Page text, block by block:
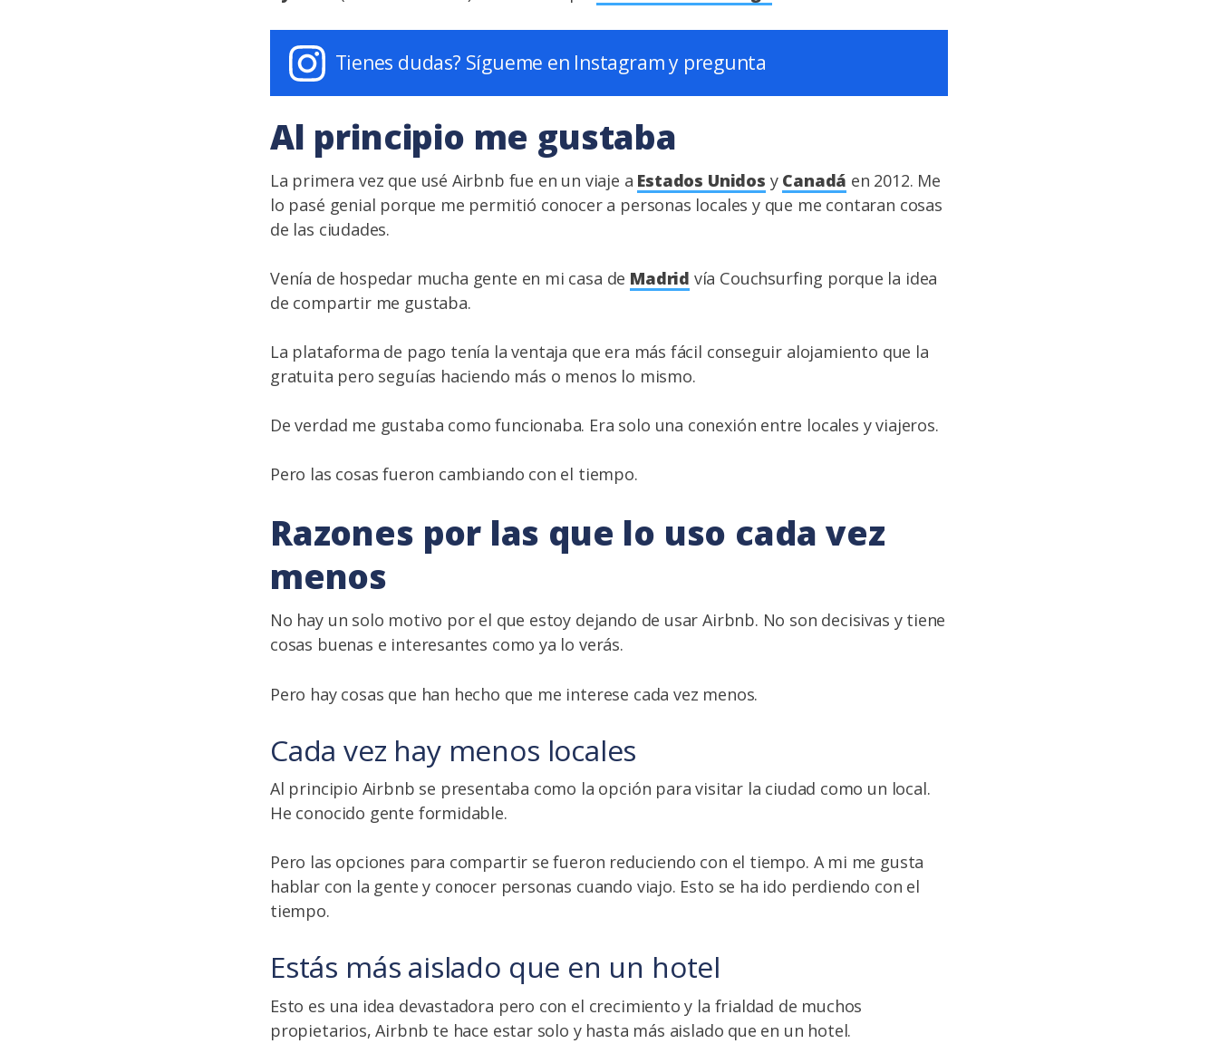
Tienes dudas? Sígueme en Instagram y pregunta
Al principio me gustaba
La primera vez que usé Airbnb fue en un viaje a Estados Unidos y Canadá en 2012. Me
lo pasé genial porque me permitió conocer a personas locales y que me contaran cosas
de las ciudades.
Venía de hospedar mucha gente en mi casa de Madrid vía Couchsurfing porque la idea
de compartir me gustaba.
La plataforma de pago tenía la ventaja que era más fácil conseguir alojamiento que la
gratuita pero seguías haciendo más o menos lo mismo.
De verdad me gustaba como funcionaba. Era solo una conexión entre locales y viajeros.
Pero las cosas fueron cambiando con el tiempo.
Razones por las que lo uso cada vez
menos
No hay un solo motivo por el que estoy dejando de usar Airbnb. No son decisivas y tiene
cosas buenas e interesantes como ya lo verás.
Pero hay cosas que han hecho que me interese cada vez menos.
Cada vez hay menos locales
Al principio Airbnb se presentaba como la opción para visitar la ciudad como un local.
He conocido gente formidable.
Pero las opciones para compartir se fueron reduciendo con el tiempo. A mi me gusta
hablar con la gente y conocer personas cuando viajo. Esto se ha ido perdiendo con el
tiempo.
Estás más aislado que en un hotel
Esto es una idea devastadora pero con el crecimiento y la frialdad de muchos
propietarios, Airbnb te hace estar solo y hasta más aislado que en un hotel.